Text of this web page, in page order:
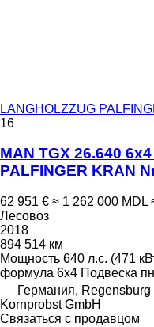
LANGHOLZZUG
16
MAN TGX 26.640
PALFINGER KRAN
62 951 € ≈ 1 262 000 MDL
Лесовоз
2018
894 514 км
Мощность 640 л.с. (471
формула 6x4 Подвеска
Германия, Regensburg
Kornprobst GmbH
Связаться с продавцом